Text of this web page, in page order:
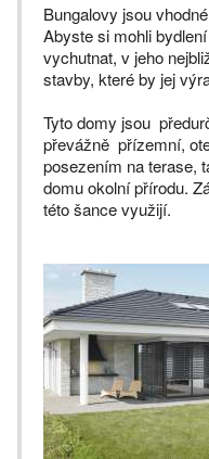
Bungalovy jsou
Abyste si mohli
vychutnat, v jeho
stavby, které by jej
Tyto domy jsou
převážně přízemní,
posezením na terase,
domu okolní přírodu.
této šance využijí.